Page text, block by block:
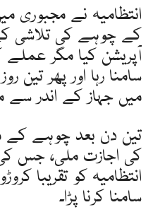
انتظامیہ نے مجبوری
کے چوہے کی تلاشی
آپریشن کیا مگر عملے
سامنا رہا اور پھر تین
میں جہاز کے اندر سے
تین دن بعد چوہے کے
کی اجازت ملی، جس
انتظامیہ کو تقریبا
سامنا کرنا پڑا۔